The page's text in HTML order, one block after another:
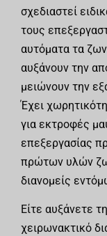
σχεδιαστεί
τους
αυτόματα τα
αυξάνουν την
μειώνουν την
Έχει
για εκτροφές
επεξεργασίας
πρώτων υλών
διανομείς
Είτε αυξάνετε
χειρωνακτικό